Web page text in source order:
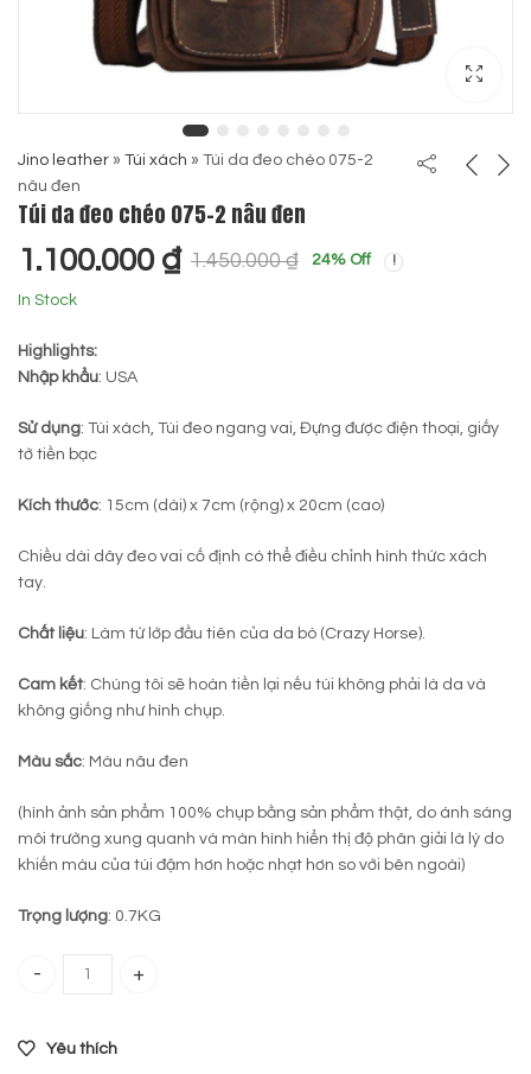
Jino leather » Túi xách » Túi da đeo chéo 075-2
nâu đen
Túi da đeo chéo 075-2 nâu đen
1.450.000₫
1.100.000 ₫ 24% Off
In Stock
Highlights:
Nhập khẩu: USA
Sử dụng: Túi xách, Túi đeo ngang vai, Đựng được điện thoại, giấy
tờ tiền bạc
Kích thước: 15cm (dài) x 7cm (rộng) x 20cm (cao)
Chiều dài dây đeo vai cố định có thể điều chỉnh hình thức xách
tay.
Chất liệu: Làm từ lớp đầu tiên của da bò (Crazy Horse).
Cam kết: Chúng tôi sẽ hoàn tiền lại nếu túi không phải là da và
không giống như hình chụp.
Màu sắc: Màu nâu đen
(hình ảnh sản phẩm 100% chụp bằng sản phẩm thật, do ánh sáng
môi trường xung quanh và màn hình hiển thị độ phân giải là lý do
khiến màu của túi đậm hơn hoặc nhạt hơn so với bên ngoài)
Trọng lượng: 0.7KG
Túi da đeo chéo 075-2 nâu đen quantity
Yêu thích